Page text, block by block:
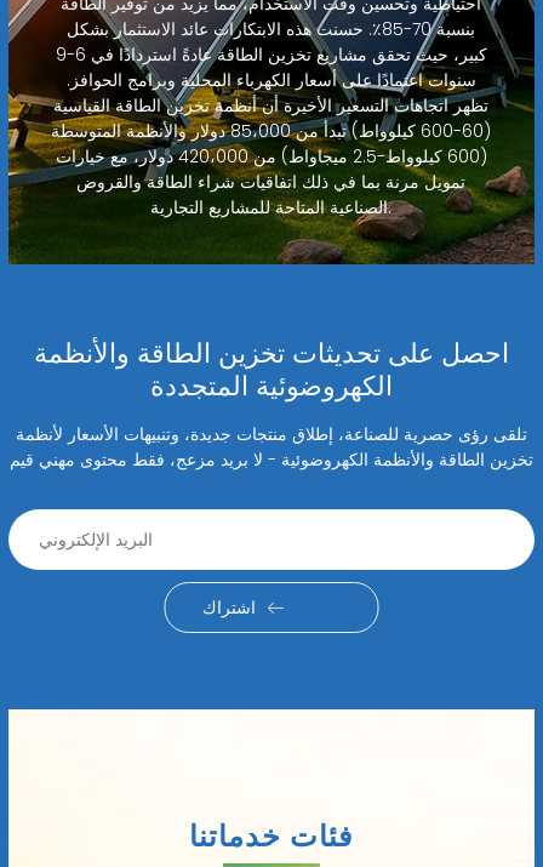
بنسبة 70-85٪. حسنت هذه الابتكارات عائد الاستثمار بشكل
كبير، حيث تحقق مشاريع تخزين الطاقة عادةً استردادًا في 6-9
سنوات اعتمادًا على أسعار الكهرباء المحلية وبرامج الحوافز.
تظهر اتجاهات التسعير الأخيرة أن أنظمة تخزين الطاقة القياسية
(60-600 كيلوواط) تبدأ من 85،000 دولار والأنظمة المتوسطة
(600 كيلوواط-2.5 ميجاواط) من 420،000 دولار، مع خيارات
تمويل مرنة بما في ذلك اتفاقيات شراء الطاقة والقروض
الصناعية المتاحة للمشاريع التجارية.
احصل على تحديثات تخزين الطاقة والأنظمة
الكهروضوئية المتجددة
تلقى رؤى حصرية للصناعة، إطلاق منتجات جديدة، وتنبيهات الأسعار لأنظمة
تخزين الطاقة والأنظمة الكهروضوئية - لا بريد مزعج، فقط محتوى مهني قيم
اشتراك
فئات خدماتنا